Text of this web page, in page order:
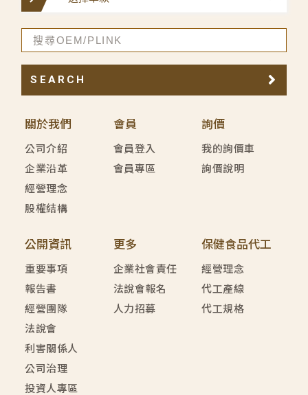
關於我們
公司介紹
企業沿革
經營理念
股權結構
會員
會員登入
會員專區
詢價
我的詢價車
詢價說明
公開資訊
重要事項
報告書
經營團隊
法說會
利害關係人
公司治理
投資人專區
更多
企業社會責任
法說會報名
人力招募
保健食品代工
經營理念
代工產線
代工規格
SEARCH